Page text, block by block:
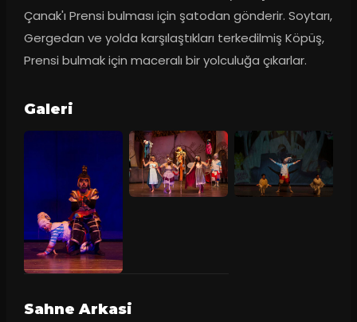
Çanak'ı Prensi bulması için şatodan gönderir. Soytarı,
Gergedan ve yolda karşılaştıkları terkedilmiş Köpüş,
Prensi bulmak için maceralı bir yolculuğa çıkarlar.
Galeri
Sahne Arkasi